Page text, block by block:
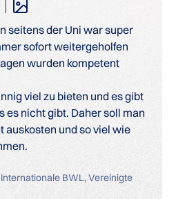
seitens der Uni war super
sofort weitergeholfen
wurden kompetent
viel zu bieten und es gibt
es nicht gibt. Daher soll man
auskosten und so viel wie
BWL, Vereinigte